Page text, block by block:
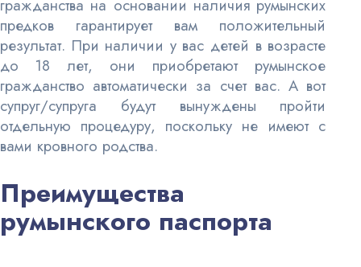
гражданства на основании наличия румынских
предков гарантирует вам положительный
результат. При наличии у вас детей в возрасте
до 18 лет, они приобретают румынское
гражданство автоматически за счет вас. А вот
супруг/супруга будут вынуждены пройти
отдельную процедуру, поскольку не имеют с
вами кровного родства.
Преимущества
румынского паспорта